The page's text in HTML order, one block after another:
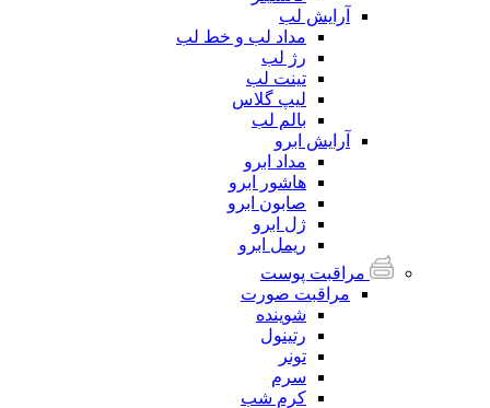
آرایش لب
مداد لب و خط لب
رژ لب
تینت لب
لیپ گلاس
بالم لب
آرایش ابرو
مداد ابرو
هاشور ابرو
صابون ابرو
ژل ابرو
ریمل ابرو
مراقبت پوست
مراقبت صورت
شوینده
رتینول
تونر
سرم
کرم شب